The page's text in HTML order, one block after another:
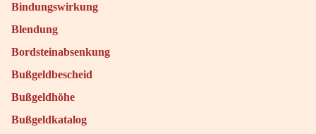
Bindungswirkung
Blendung
Bordsteinabsenkung
Bußgeldbescheid
Bußgeldhöhe
Bußgeldkatalog